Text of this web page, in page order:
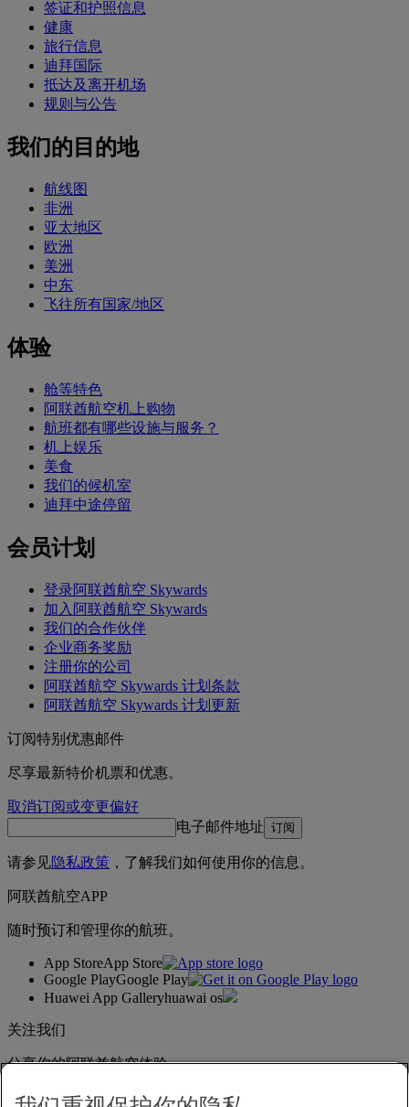
签证和护照信息
健康
旅行信息
迪拜国际
抵达及离开机场
规则与公告
我们的目的地
航线图
非洲
亚太地区
欧洲
美洲
中东
飞往所有国家/地区
体验
舱等特色
阿联酋航空机上购物
航班都有哪些设施与服务？
机上娱乐
美食
我们的候机室
迪拜中途停留
会员计划
登录阿联酋航空 Skywards
加入阿联酋航空 Skywards
我们的合作伙伴
企业商务奖励
注册你的公司
阿联酋航空 Skywards 计划条款
阿联酋航空 Skywards 计划更新
订阅特别优惠邮件
尽享最新特价机票和优惠。
取消订阅或变更偏好
电子邮件地址 订阅
请参见隐私政策 ，了解我们如何使用你的信息。
阿联酋航空APP
随时预订和管理你的航班。
App StoreApp Store
Google PlayGoogle Play
Huawei App Galleryhuawai os
关注我们
分享你的阿联酋航空体验。